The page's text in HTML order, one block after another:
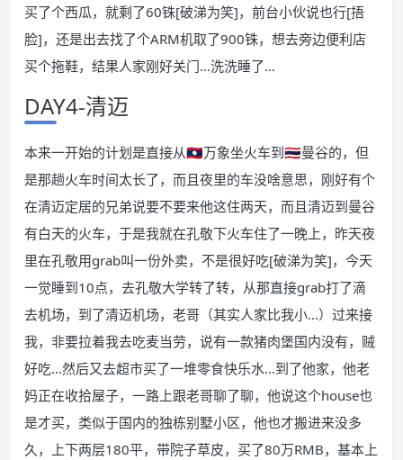
买了个西瓜，就剩了60铢[破涕为笑]，前台小伙说也行[捂
脸]，还是出去找了个ARM机取了900铢，想去旁边便利店
买个拖鞋，结果人家刚好关门…洗洗睡了…
DAY4-清迈
本来一开始的计划是直接从🇱🇦万象坐火车到🇹🇭曼谷的，但
是那趟火车时间太长了，而且夜里的车没啥意思，刚好有个
在清迈定居的兄弟说要不要来他这住两天，而且清迈到曼谷
有白天的火车，于是我就在孔敬下火车住了一晚上，昨天夜
里在孔敬用grab叫一份外卖，不是很好吃[破涕为笑]，今天
一觉睡到10点，去孔敬大学转了转，从那直接grab打了滴
去机场，到了清迈机场，老哥（其实人家比我小…）过来接
我，非要拉着我去吃麦当劳，说有一款猪肉堡国内没有，贼
好吃…然后又去超市买了一堆零食快乐水…到了他家，他老
妈正在收拾屋子，一路上跟老哥聊了聊，他说这个house也
是才买，类似于国内的独栋别墅小区，他也才搬进来没多
久，上下两层180平，带院子草皮，买了80万RMB，基本上